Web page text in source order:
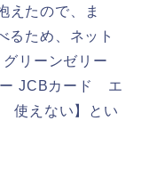
えたので、ま
るため、ネット
リーンゼリー
JCBカード エ
使えない】とい